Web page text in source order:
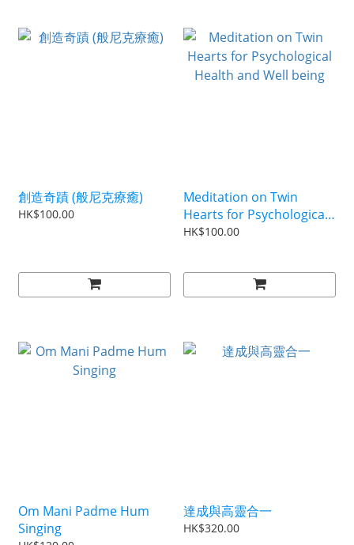
創造奇蹟 (般尼克療癒)
HK$100.00
Meditation on Twin
Hearts for Psychological
Health and Well being
HK$100.00
Om Mani Padme Hum
Singing
達成與高靈合一
HK$320.00